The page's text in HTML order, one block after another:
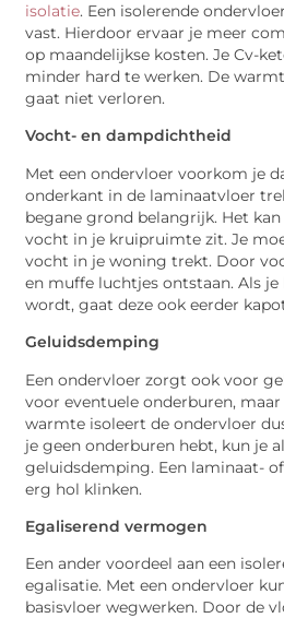
isolatie. Een isolerende
vast. Hierdoor ervaar je meer
op maandelijkse kosten. Je Cv-
minder hard te werken. De
gaat niet verloren.
Vocht- en dampdichtheid
Met een ondervloer voorkom je
onderkant in de laminaatvloer
begane grond belangrijk. Het
vocht in je kruipruimte zit. Je
vocht in je woning trekt. Door
en muffe luchtjes ontstaan. Als
wordt, gaat deze ook eerder
Geluidsdemping
Een ondervloer zorgt ook voor
voor eventuele onderburen,
warmte isoleert de ondervloer
je geen onderburen hebt, kun je
geluidsdemping. Een laminaat-
erg hol klinken.
Egaliserend vermogen
Een ander voordeel aan een
egalisatie. Met een ondervloer
basisvloer wegwerken. Door de